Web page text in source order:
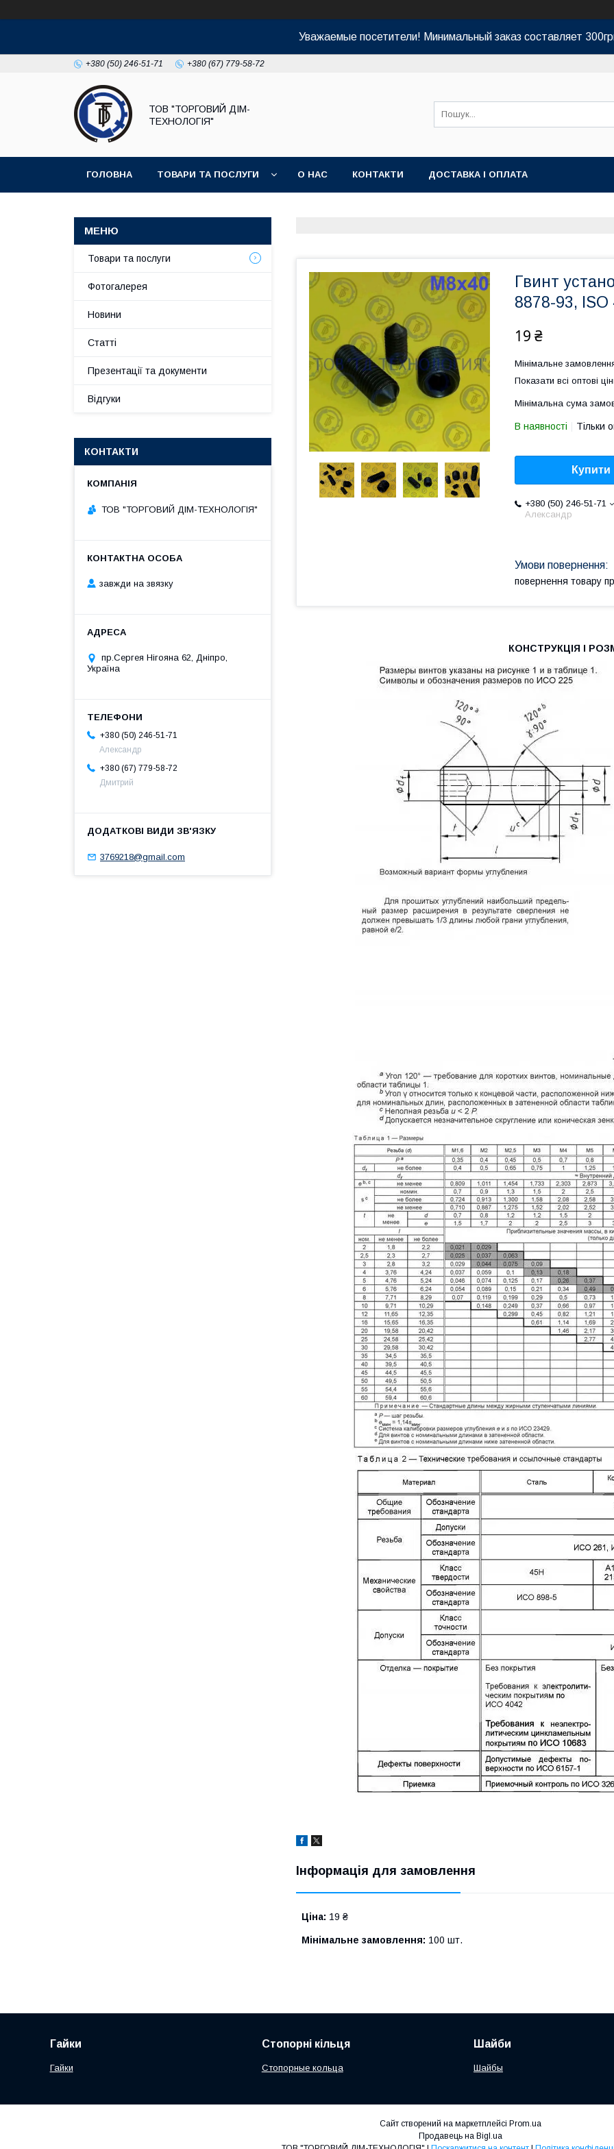
Уважаемые посетители! Минимальный заказ составляет
+380 (50) 246-51-71 +380 (67) 779-58-72
ТОВ "ТОРГОВИЙ ДІМ-
ТЕХНОЛОГІЯ"
ГОЛОВНА ТОВАРИ ТА ПОСЛУГИ О НАС КОНТАКТИ ДОСТАВКА І ОПЛАТА
Гвинт
8878-93,
19 ₴
Мінімальне
Показати всі оптові
Мінімальна сума
В наявності Тільки
Купити
+380 (50) 246-51-71
Александр
повернення товару
КОНСТРУКЦІЯ І
Інформація для замовлення
Ціна: 19 ₴
Мінімальне замовлення: 100 шт.
Товари та послуги
Фотогалерея
Новини
Статті
Презентації та документи
Відгуки
КОНТАКТИ
ТОВ "ТОРГОВИЙ ДІМ-ТЕХНОЛОГІЯ"
завжди на звязку
пр.Сергея Нігояна 62, Дніпро,
Україна
+380 (50) 246-51-71
Александр
+380 (67) 779-58-72
Дмитрий
3769218@gmail.com
Гайки
Гайки
Стопорні кільця
Стопорные кольца
Шайби
Шайбы
Сайт створений на маркетплейсі Prom.ua
Продавець на Bigl.ua